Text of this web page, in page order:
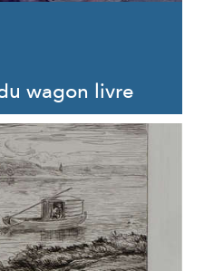
wagon livre